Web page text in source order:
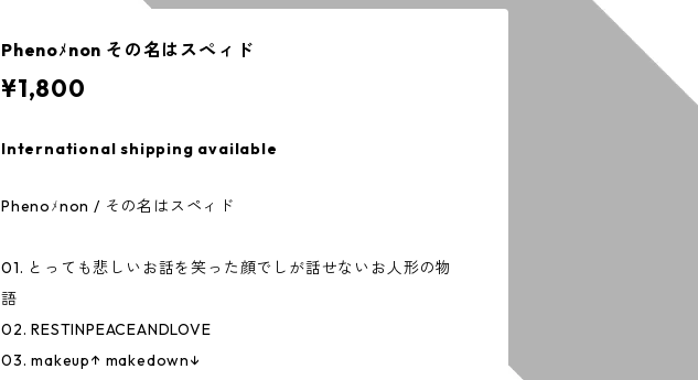
Phenoﾒnon その名はスペィド
¥1,800
International shipping available
Phenoﾒnon / その名はスペィド
01. とっても悲しいお話を笑った顔でしが話せないお人形の物
語
02. RESTINPEACEANDLOVE
03. makeup↑ makedown↓